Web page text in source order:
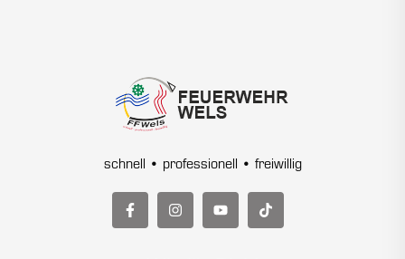
schnell • professionell • freiwillig